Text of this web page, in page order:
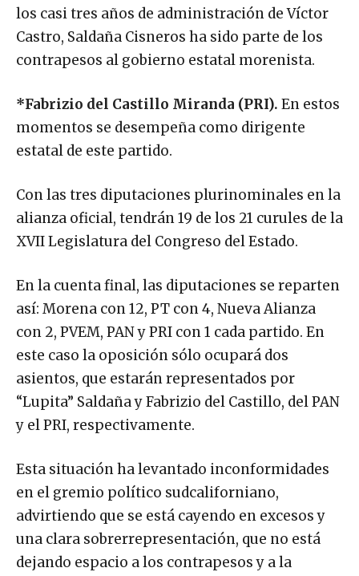
los casi tres años de administración de Víctor
Castro, Saldaña Cisneros ha sido parte de los
contrapesos al gobierno estatal morenista.
*Fabrizio del Castillo Miranda (PRI). En estos
momentos se desempeña como dirigente
estatal de este partido.
Con las tres diputaciones plurinominales en la
alianza oficial, tendrán 19 de los 21 curules de la
XVII Legislatura del Congreso del Estado.
En la cuenta final, las diputaciones se reparten
así: Morena con 12, PT con 4, Nueva Alianza
con 2, PVEM, PAN y PRI con 1 cada partido. En
este caso la oposición sólo ocupará dos
asientos, que estarán representados por
“Lupita” Saldaña y Fabrizio del Castillo, del PAN
y el PRI, respectivamente.
Esta situación ha levantado inconformidades
en el gremio político sudcaliforniano,
advirtiendo que se está cayendo en excesos y
una clara sobrerrepresentación, que no está
dejando espacio a los contrapesos y a la